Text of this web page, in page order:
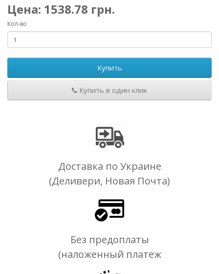
Цена: 1538.78 грн.
Кол-во
Купить
Купить в один клик
Доставка по Украине
(Деливери, Новая Почта)
Без предоплаты
(наложенный платеж